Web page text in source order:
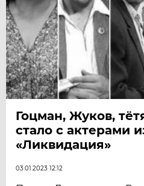
Гоцман, Жуков,
стало с актерами
«Ликвидация»
03.01.2023 12:12